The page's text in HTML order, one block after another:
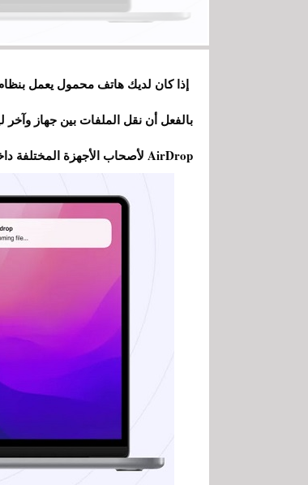
بالفعل أن نقل الملفات بين جهاز
AirDrop لأصحاب الأجهزة المختلفة داخل نظام IOS.